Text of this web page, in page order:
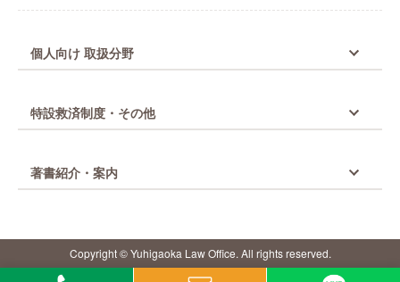
個人向け 取扱分野
特設救済制度・その他
著書紹介・案内
Copyright © Yuhigaoka Law Office. All rights reserved.